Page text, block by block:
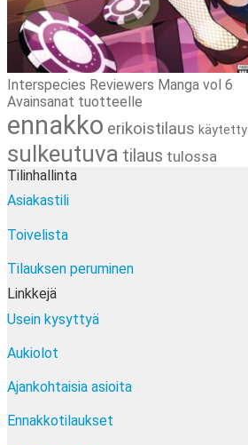
Interspecies Reviewers Manga vol 6
Avainsanat tuotteelle
ennakko erikoistilaus käytetty
sulkeutuva tilaus tulossa
Tilinhallinta
Asiakastili
Toivelista
Tilauksen peruminen
Linkkejä
Usein kysyttyä
Aukiolot
Ajankohtaisia asioita
Ennakkotilaukset